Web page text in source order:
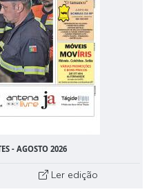
- AGOSTO 2026
Ler edição